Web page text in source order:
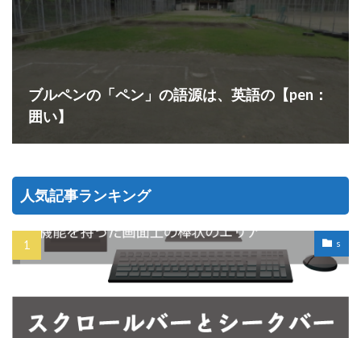
ブルペンの「ペン」の語源は、英語の【pen：
囲い】
人気記事ランキング
s